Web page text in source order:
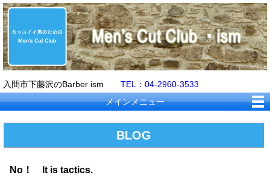
入間市下藤沢のBarber ism TEL：04-2960-3533
メインメニュー
BLOG
No！ It is tactics.